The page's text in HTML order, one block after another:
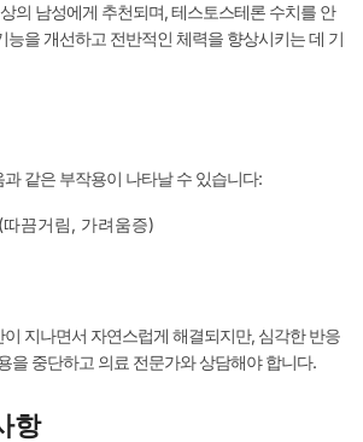
의 남성에게 추천되며, 테스토스테론 수치를 안
능을 개선하고 전반적인 체력을 향상시키는 데 기
같은 부작용이 나타날 수 있습니다:
끔거림, 가려움증)
지나면서 자연스럽게 해결되지만, 심각한 반응
을 중단하고 의료 전문가와 상담해야 합니다.
항